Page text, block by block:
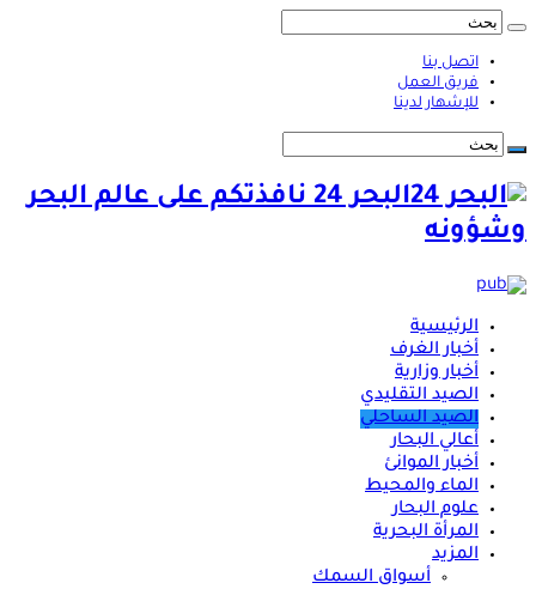
اتصل بنا
فريق العمل
للإشهار لدينا
البحر 24 نافذتكم على عالم البحر
وشؤونه
الرئيسية
أخبار الغرف
أخبار وزارية
الصيد التقليدي
الصيد الساحلي
أعالي البحار
أخبار الموانئ
الماء والمحيط
علوم البحار
المرأة البحرية
المزيد
أسواق السمك